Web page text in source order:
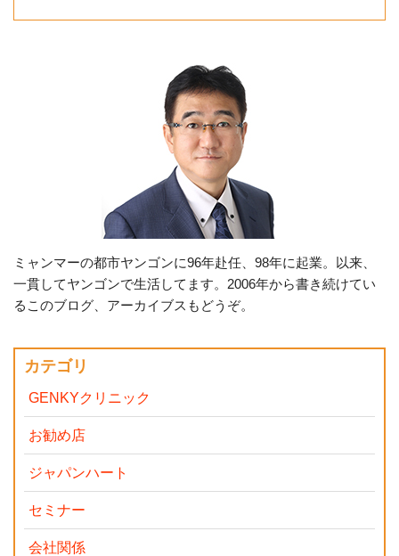
ミャンマーの都市ヤンゴンに96年赴任、98年に起業。以来、
一貫してヤンゴンで生活してます。2006年から書き続けてい
るこのブログ、アーカイブスもどうぞ。
カテゴリ
GENKYクリニック
お勧め店
ジャパンハート
セミナー
会社関係